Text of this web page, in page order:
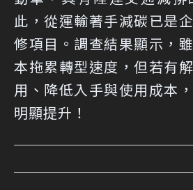
此，從運輸著手減碳已是
修項目。調查結果顯示，
本拖累轉型速度，但若有
用、降低入手與使用成本
明顯提升！